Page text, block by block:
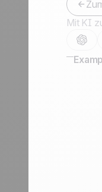
Mit KI